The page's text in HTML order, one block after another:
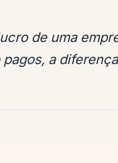
de uma
a